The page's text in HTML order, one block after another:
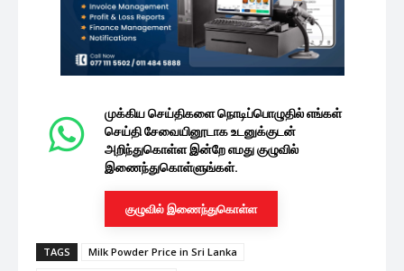
முக்கிய செய்திகளை நொடிப்பொழுதில் எங்கள்
செய்தி சேவையினூடாக உடனுக்குடன்
அறிந்துகொள்ள இன்றே எமது குழுவில்
இணைந்துகொள்ளுங்கள்.
குழுவில் இணைந்துகொள்ள
TAGS
Milk Powder Price in Sri Lanka